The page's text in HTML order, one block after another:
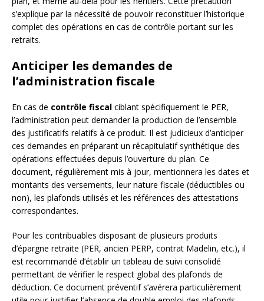
s’explique par la nécessité de pouvoir reconstituer l’historique
complet des opérations en cas de contrôle portant sur les
retraits.
Anticiper les demandes de
l’administration fiscale
En cas de contrôle fiscal ciblant spécifiquement le PER,
l’administration peut demander la production de l’ensemble
des justificatifs relatifs à ce produit. Il est judicieux d’anticiper
ces demandes en préparant un récapitulatif synthétique des
opérations effectuées depuis l’ouverture du plan. Ce
document, régulièrement mis à jour, mentionnera les dates et
montants des versements, leur nature fiscale (déductibles ou
non), les plafonds utilisés et les références des attestations
correspondantes.
Pour les contribuables disposant de plusieurs produits
d’épargne retraite (PER, ancien PERP, contrat Madelin, etc.), il
est recommandé d’établir un tableau de suivi consolidé
permettant de vérifier le respect global des plafonds de
déduction. Ce document préventif s’avérera particulièrement